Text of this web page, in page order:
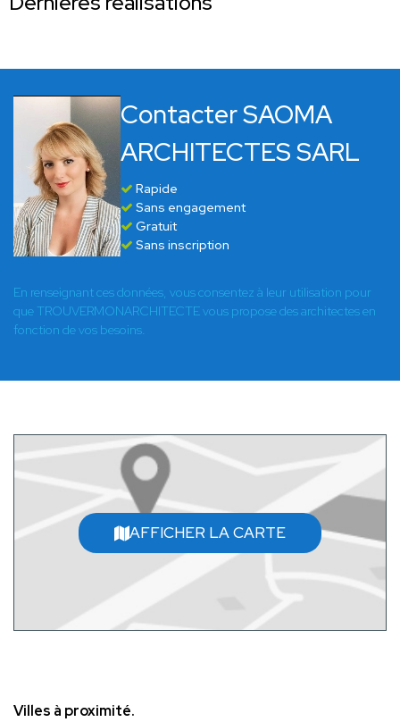
Contacter SAOMA
ARCHITECTES SARL
Rapide
Sans engagement
Gratuit
Sans inscription
En renseignant ces données, vous consentez à leur utilisation pour
que TROUVERMONARCHITECTE vous propose des architectes en
fonction de vos besoins.
AFFICHER LA CARTE
Villes à proximité.